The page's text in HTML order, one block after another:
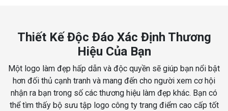
Thiết Kế Độc Đáo Xác Định Thương
Hiệu Của Bạn
Một logo làm đẹp hấp dẫn và độc quyền sẽ giúp bạn nổi bật
hơn đối thủ cạnh tranh và mang đến cho người xem cơ hội
nhận ra bạn trong số các thương hiệu làm đẹp khác. Bạn có
thể tìm thấy bộ sưu tập logo công ty trang điểm cao cấp tốt